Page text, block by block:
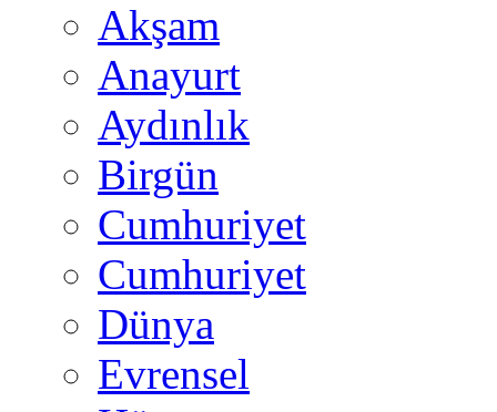
Akşam
Anayurt
Aydınlık
Birgün
Cumhuriyet
Cumhuriyet
Dünya
Evrensel